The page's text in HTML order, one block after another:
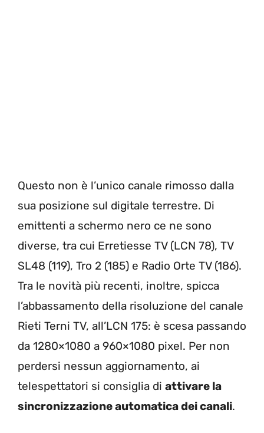
Questo non è l’unico canale rimosso dalla
sua posizione sul digitale terrestre. Di
emittenti a schermo nero ce ne sono
diverse, tra cui Erretiesse TV (LCN 78), TV
SL48 (119), Tro 2 (185) e Radio Orte TV (186).
Tra le novità più recenti, inoltre, spicca
l’abbassamento della risoluzione del canale
Rieti Terni TV, all’LCN 175: è scesa passando
da 1280×1080 a 960×1080 pixel. Per non
perdersi nessun aggiornamento, ai
telespettatori si consiglia di attivare la
sincronizzazione automatica dei canali.